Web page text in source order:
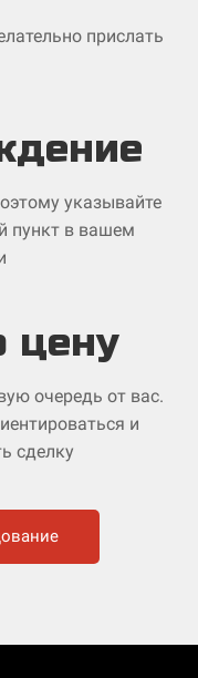
прислать
указывайте
пункт в вашем
цену
очередь от вас.
и
сделку